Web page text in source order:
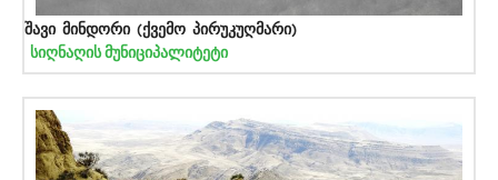
შავი მინდორი (ქვემო პირუკუღმარი)
სიღნაღის მუნიციპალიტეტი